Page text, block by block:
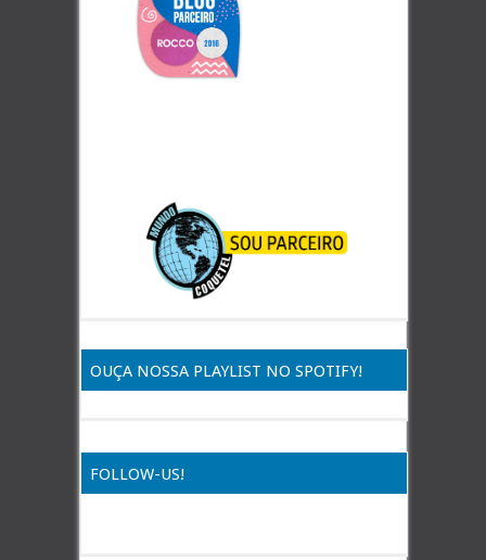
OUÇA NOSSA PLAYLIST NO SPOTIFY!
FOLLOW-US!